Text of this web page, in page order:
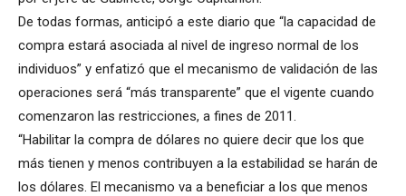
De todas formas, anticipó a este diario que “la capacidad de
compra estará asociada al nivel de ingreso normal de los
individuos” y enfatizó que el mecanismo de validación de las
operaciones será “más transparente” que el vigente cuando
comenzaron las restricciones, a fines de 2011.
“Habilitar la compra de dólares no quiere decir que los que
más tienen y menos contribuyen a la estabilidad se harán de
los dólares. El mecanismo va a beneficiar a los que menos